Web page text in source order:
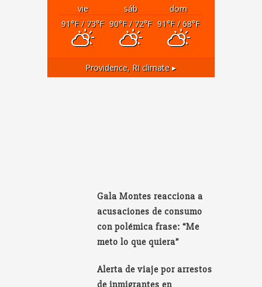
vie sáb
dom
91°F/ 73°F 90°F/ 72°F 91°F/ 68°F
Providence, RI climate ▸
Gala Montes reacciona a
acusaciones de consumo
con polémica frase: “Me
meto lo que quiera”
Alerta de viaje por arrestos
de inmigrantes en